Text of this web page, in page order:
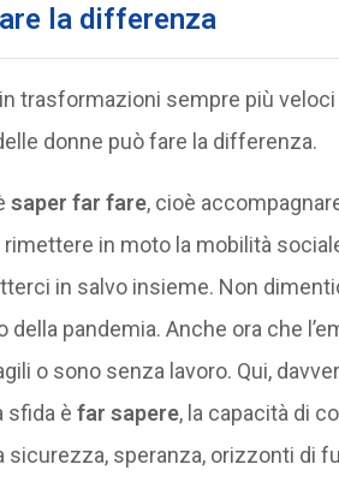
la differenza
trasformazioni sempre più
donne può fare la differenza.
saper far fare, cioè
in moto la mobilità
in salvo insieme. Non
pandemia. Anche ora che
o sono senza lavoro. Qui,
sfida è far sapere, la capacità di
speranza, orizzonti di